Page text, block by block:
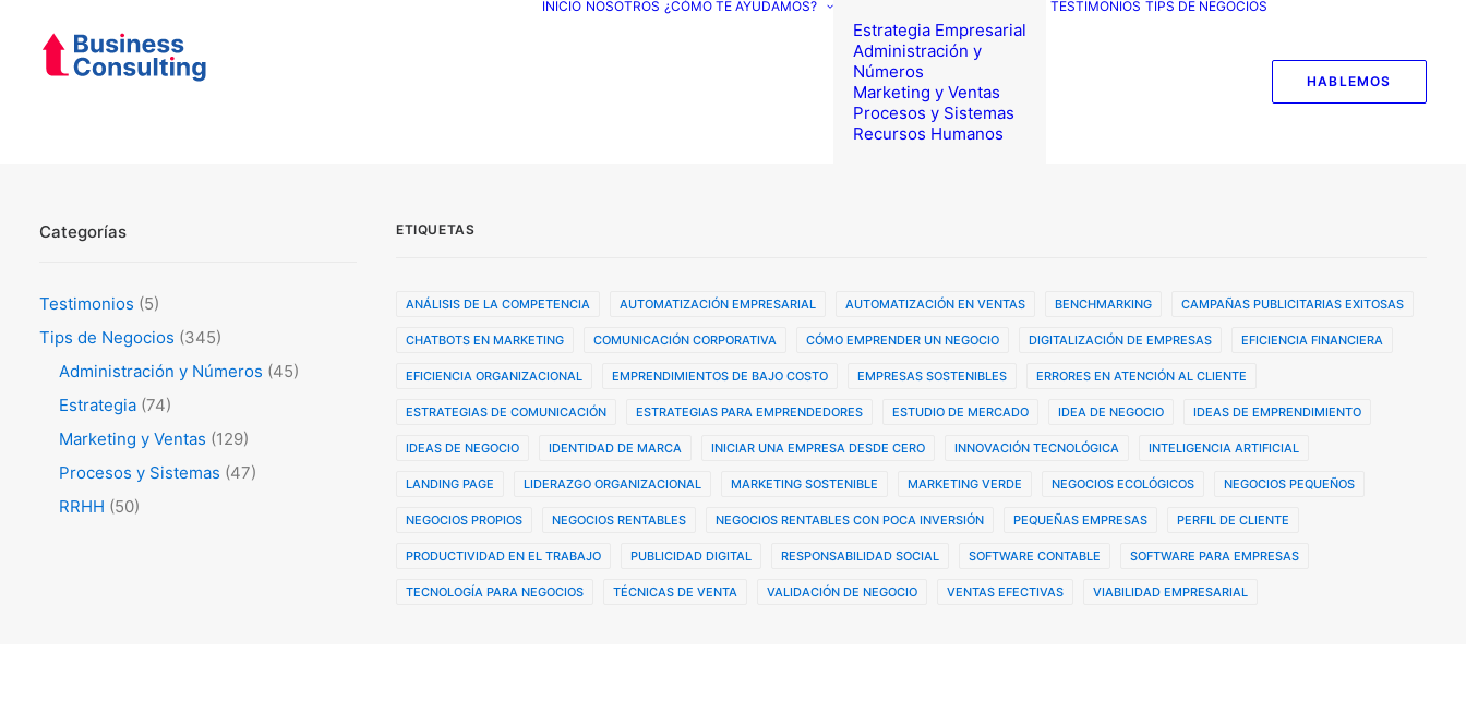
INICIO NOSOTROS ¿CÓMO TE AYUDAMOS?
Estrategia Empresarial
Administración y
Números
Marketing y Ventas
Procesos y Sistemas
Recursos Humanos
TESTIMONIOS TIPS DE NEGOCIOS
HABLEMOS
Categorías
Testimonios (5)
Tips de Negocios (345)
Administración y Números (45)
Estrategia (74)
Marketing y Ventas (129)
Procesos y Sistemas (47)
RRHH (50)
ETIQUETAS
ANÁLISIS DE LA COMPETENCIA AUTOMATIZACIÓN EMPRESARIAL AUTOMATIZACIÓN EN VENTAS BENCHMARKING CAMPAÑAS PUBLICITARIAS EXITOSAS
CHATBOTS EN MARKETING COMUNICACIÓN CORPORATIVA CÓMO EMPRENDER UN NEGOCIO DIGITALIZACIÓN DE EMPRESAS EFICIENCIA FINANCIERA
EFICIENCIA ORGANIZACIONAL EMPRENDIMIENTOS DE BAJO COSTO EMPRESAS SOSTENIBLES ERRORES EN ATENCIÓN AL CLIENTE
ESTRATEGIAS DE COMUNICACIÓN ESTRATEGIAS PARA EMPRENDEDORES ESTUDIO DE MERCADO IDEA DE NEGOCIO IDEAS DE EMPRENDIMIENTO
IDEAS DE NEGOCIO IDENTIDAD DE MARCA INICIAR UNA EMPRESA DESDE CERO INNOVACIÓN TECNOLÓGICA INTELIGENCIA ARTIFICIAL
LANDING PAGE LIDERAZGO ORGANIZACIONAL MARKETING SOSTENIBLE MARKETING VERDE NEGOCIOS ECOLÓGICOS NEGOCIOS PEQUEÑOS
NEGOCIOS PROPIOS NEGOCIOS RENTABLES NEGOCIOS RENTABLES CON POCA INVERSIÓN PEQUEÑAS EMPRESAS PERFIL DE CLIENTE
PRODUCTIVIDAD EN EL TRABAJO PUBLICIDAD DIGITAL RESPONSABILIDAD SOCIAL SOFTWARE CONTABLE SOFTWARE PARA EMPRESAS
TECNOLOGÍA PARA NEGOCIOS TÉCNICAS DE VENTA VALIDACIÓN DE NEGOCIO VENTAS EFECTIVAS VIABILIDAD EMPRESARIAL